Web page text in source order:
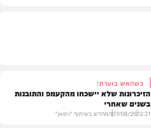
כשהאש בוערת!
הזיכרונות שלא יישכחו מהקעמפ והתובנות
בשנים שאחרי
12:21
07/08/26המחדש בשיתוף "וימאן"